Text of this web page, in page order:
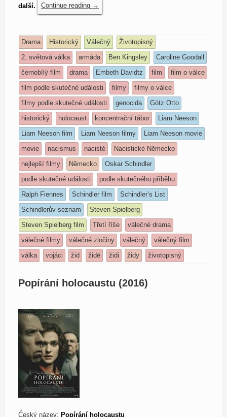
další. Continue reading →
Drama Historický Válečný
Životopisný
2. světová válka
armáda Ben Kingsley
Caroline Goodall
černobílý film
drama Embeth Davidtz film
film o válce
film podle skutečné události
filmy
filmy o válce
filmy podle skutečné události
genocida
Götz Otto
historický
holocaust koncentrační tábor
Liam Neeson
Liam Neeson film
Liam Neeson filmy
Liam Neeson movie
movie
nacismus nacisté
Nacistické Německo
nejlepší filmy
Německo
Oskar Schindler
podle skutečné události
podle skutečného příběhu
Ralph Fiennes
Schindler film
Schindler’s List
Schindlerův seznam
Steven Spielberg
Steven Spielberg film
Třetí říše
válečné drama
válečné filmy
válečné zločiny válečný
válečný film
válka
vojáci žid židé židi židy životopisný
Popírání holocaustu (2016)
Český název: Popírání holocaustu